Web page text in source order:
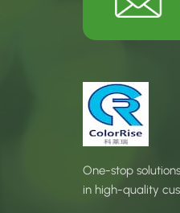
One-stop
in high-quality